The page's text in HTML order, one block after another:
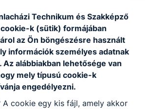
Technikum és Szakképző
k (sütik) formájában
az Ön böngészésre használt
információk személyes adatnak
alábbiakban lehetősége van
mely típusú cookie-k
engedélyezni.
A cookie egy kis fájl, amely akkor